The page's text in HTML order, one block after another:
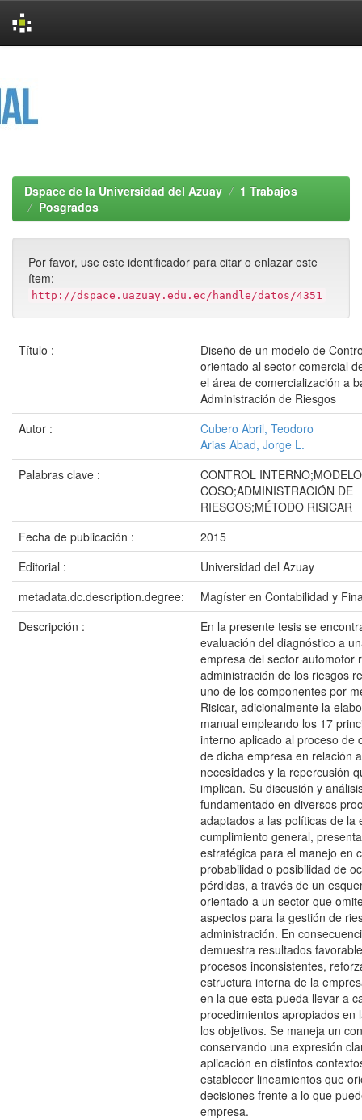
Dspace de la Universidad del Azuay
1 Trabajos
Posgrados
Por favor, use este identificador para citar o enlazar este
ítem:
http://dspace.uazuay.edu.ec/handle/datos/4351
Título :
Diseño de un modelo de
orientado al sector comercial
el área de comercialización a
Administración de Riesgos
Autor :
Cubero Abril, Teodoro
Arias Abad, Jorge L.
Palabras clave :
CONTROL INTERNO;MODELO
COSO;ADMINISTRACIÓN DE
RIESGOS;MÉTODO RISICAR
Fecha de publicación :
2015
Editorial :
Universidad del Azuay
metadata.dc.description.degree:
Magíster en Contabilidad y
Descripción :
En la presente tesis se
evaluación del diagnóstico a
empresa del sector automotor
administración de los riesgos
uno de los componentes por
Risicar, adicionalmente la
manual empleando los 17
interno aplicado al proceso de
de dicha empresa en relación
necesidades y la repercusión
implican. Su discusión y
fundamentado en diversos
adaptados a las políticas de la
cumplimiento general,
estratégica para el manejo en
probabilidad o posibilidad de
pérdidas, a través de un
orientado a un sector que
aspectos para la gestión de
administración. En
demuestra resultados
procesos inconsistentes,
estructura interna de la
en la que esta pueda llevar a
procedimientos apropiados en
los objetivos. Se maneja un
conservando una expresión
aplicación en distintos
establecer lineamientos que
decisiones frente a lo que
empresa.